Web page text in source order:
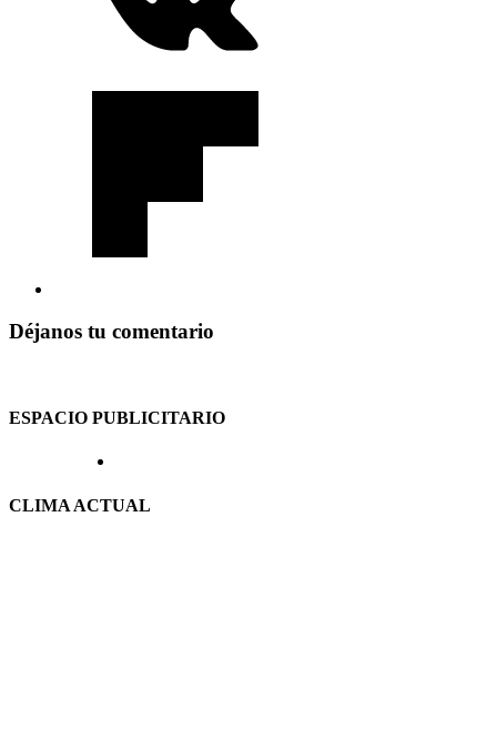
Déjanos tu comentario
ESPACIO PUBLICITARIO
CLIMA ACTUAL